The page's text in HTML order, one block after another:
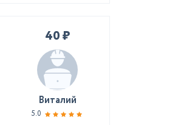
40 ₽
Виталий
5.0